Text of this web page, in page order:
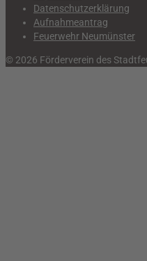
Datenschutzerklärung
Aufnahmeantrag
Feuerwehr Neumünster
© 2026 Förderverein des